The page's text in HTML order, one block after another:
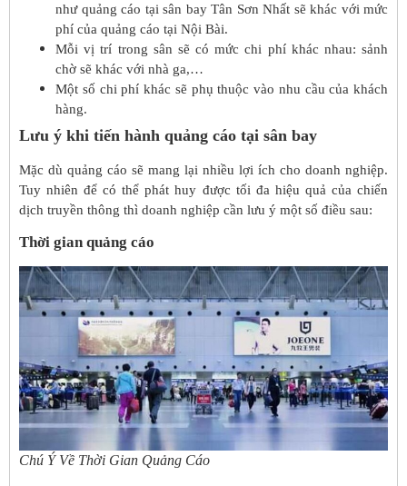
như quảng cáo tại sân bay Tân Sơn Nhất sẽ khác với mức
phí của quảng cáo tại Nội Bài.
Mỗi vị trí trong sân sẽ có mức chi phí khác nhau: sảnh
chờ sẽ khác với nhà ga,…
Một số chi phí khác sẽ phụ thuộc vào nhu cầu của khách
hàng.
Lưu ý khi tiến hành quảng cáo tại sân bay
Mặc dù quảng cáo sẽ mang lại nhiều lợi ích cho doanh nghiệp.
Tuy nhiên để có thể phát huy được tối đa hiệu quả của chiến
dịch truyền thông thì doanh nghiệp cần lưu ý một số điều sau:
Thời gian quảng cáo
Chú Ý Về Thời Gian Quảng Cáo